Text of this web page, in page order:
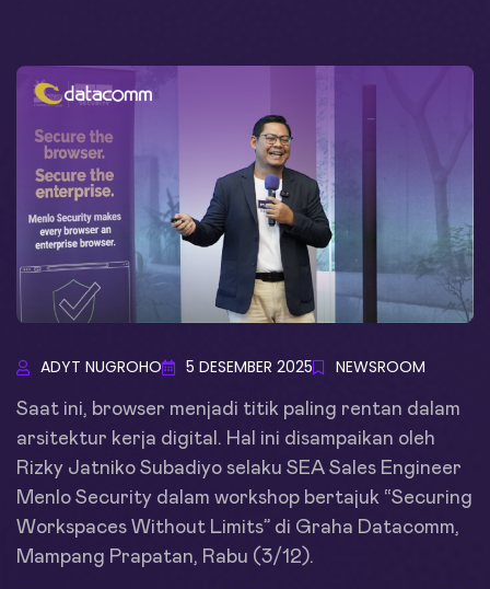
ADYT NUGROHO 5 DESEMBER 2025 NEWSROOM
Saat ini, browser menjadi titik paling rentan dalam
arsitektur kerja digital. Hal ini disampaikan oleh
Rizky Jatniko Subadiyo selaku SEA Sales Engineer
Menlo Security dalam workshop bertajuk “Securing
Workspaces Without Limits” di Graha Datacomm,
Mampang Prapatan, Rabu (3/12).